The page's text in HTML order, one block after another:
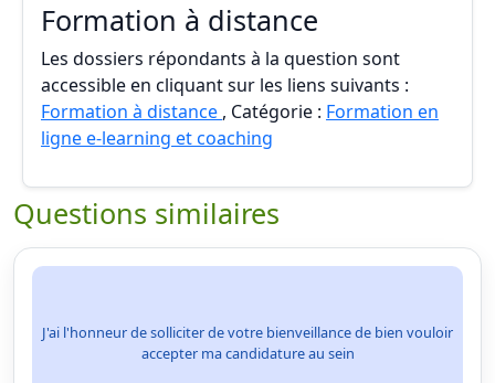
Formation à distance
Les dossiers répondants à la question sont
accessible en cliquant sur les liens suivants :
Formation à distance , Catégorie : Formation en
ligne e-learning et coaching
Questions similaires
J'ai l'honneur de solliciter de votre bienveillance de bien vouloir
accepter ma candidature au sein